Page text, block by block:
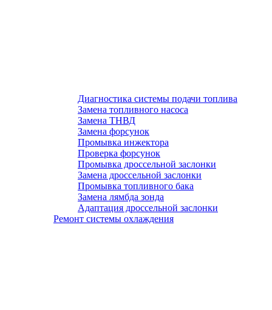
Диагностика системы подачи топлива
Замена топливного насоса
Замена ТНВД
Замена форсунок
Промывка инжектора
Проверка форсунок
Промывка дроссельной заслонки
Замена дроссельной заслонки
Промывка топливного бака
Замена лямбда зонда
Адаптация дроссельной заслонки
Ремонт системы охлаждения